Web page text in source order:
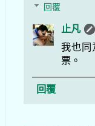
回覆
止凡
我也同
票。
回覆